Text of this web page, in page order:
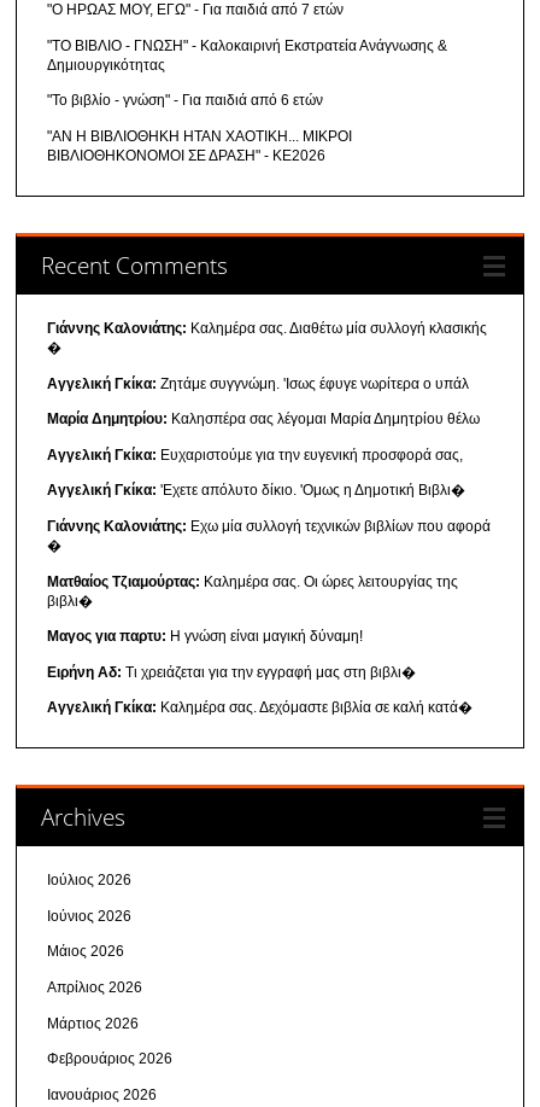
"Ο ΗΡΩΑΣ ΜΟΥ, ΕΓΩ" - Για παιδιά από 7 ετών
"ΤΟ ΒΙΒΛΙΟ - ΓΝΩΣΗ" - Καλοκαιρινή Εκστρατεία Ανάγνωσης &
Δημιουργικότητας
"Το βιβλίο - γνώση" - Για παιδιά από 6 ετών
"ΑΝ Η ΒΙΒΛΙΟΘΗΚΗ ΗΤΑΝ ΧΑΟΤΙΚΗ... ΜΙΚΡΟΙ
ΒΙΒΛΙΟΘΗΚΟΝΟΜΟΙ ΣΕ ΔΡΑΣΗ" - ΚΕ2026
Recent Comments
Γιάννης Καλονιάτης: Καλημέρα σας. Διαθέτω μία συλλογή κλασικής
�
Αγγελική Γκίκα: Ζητάμε συγγνώμη. 'Ισως έφυγε νωρίτερα ο υπάλ
Μαρία Δημητρίου: Καλησπέρα σας λέγομαι Μαρία Δημητρίου θέλω
Αγγελική Γκίκα: Ευχαριστούμε για την ευγενική προσφορά σας,
Αγγελική Γκίκα: 'Εχετε απόλυτο δίκιο. 'Ομως η Δημοτική Βιβλι�
Γιάννης Καλονιάτης: Εχω μία συλλογή τεχνικών βιβλίων που αφορά
�
Ματθαίος Τζιαμούρτας: Καλημέρα σας. Οι ώρες λειτουργίας της
βιβλι�
Μαγος για παρτυ: Η γνώση είναι μαγική δύναμη!
Ειρήνη Αδ: Τι χρειάζεται για την εγγραφή μας στη βιβλι�
Αγγελική Γκίκα: Καλημέρα σας. Δεχόμαστε βιβλία σε καλή κατά�
Archives
Ιούλιος 2026
Ιούνιος 2026
Μάιος 2026
Απρίλιος 2026
Μάρτιος 2026
Φεβρουάριος 2026
Ιανουάριος 2026